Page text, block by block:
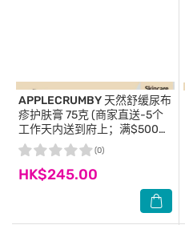
APPLECRUMBY 天然舒缓尿布
疹护肤膏 75克 (商家直送-5个
工作天内送到府上；满$500免
运)
HK$245.00
(0)